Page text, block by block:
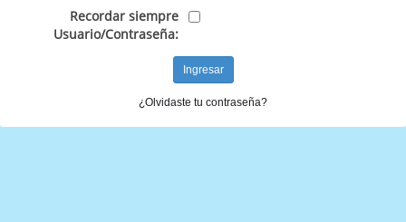
Recordar siempre
Usuario/Contraseña:
¿Olvidaste tu contraseña?